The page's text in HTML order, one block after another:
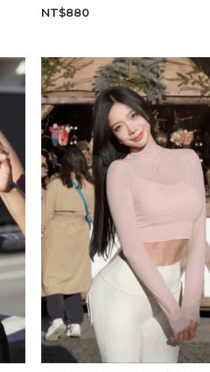
NT$880